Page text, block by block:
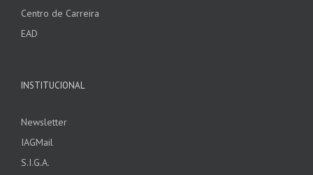
Centro de Carreira
EAD
INSTITUCIONAL
Newsletter
IAGMail
S.I.G.A.